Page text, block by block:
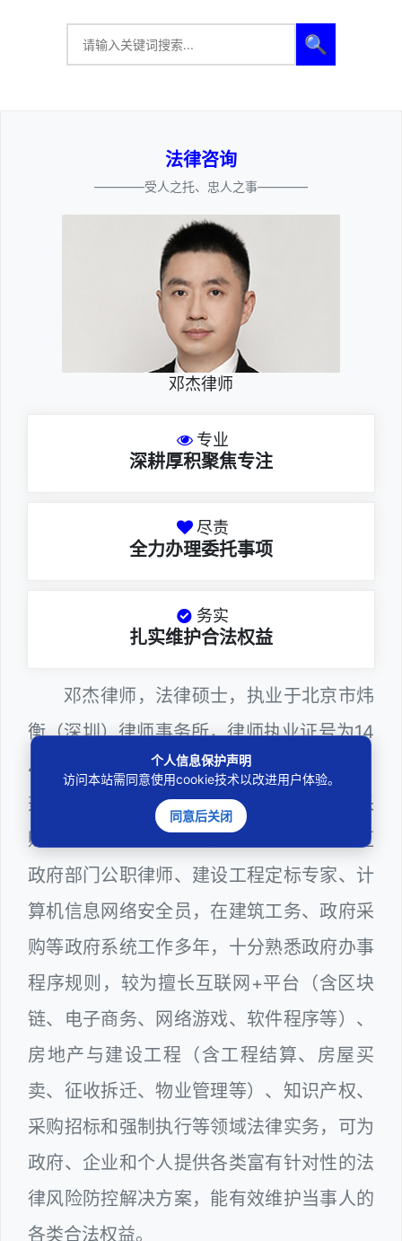
🔍
法律咨询
————受人之托、忠人之事————
邓杰律师
专业
深耕厚积聚焦专注
尽责
全力办理委托事项
务实
扎实维护合法权益
邓杰律师，法律硕士，执业于北京市炜
衡（深圳）律师事务所，律师执业证号为14
403201810022100。邓杰律师现（或曾）
兼任深圳市人民政府听证员、深圳市政府采
购评审专家（法律类），曾担任深圳市某区
政府部门公职律师、建设工程定标专家、计
算机信息网络安全员，在建筑工务、政府采
购等政府系统工作多年，十分熟悉政府办事
程序规则，较为擅长互联网+平台（含区块
链、电子商务、网络游戏、软件程序等）、
房地产与建设工程（含工程结算、房屋买
卖、征收拆迁、物业管理等）、知识产权、
采购招标和强制执行等领域法律实务，可为
政府、企业和个人提供各类富有针对性的法
律风险防控解决方案，能有效维护当事人的
各类合法权益。
个人信息保护声明
访问本站需同意使用cookie技术以改进用户体验。
同意后关闭